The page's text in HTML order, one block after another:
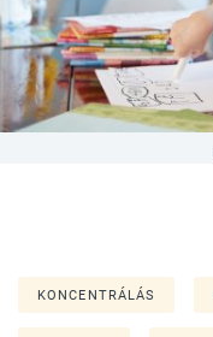
KONCENTRÁLÁS